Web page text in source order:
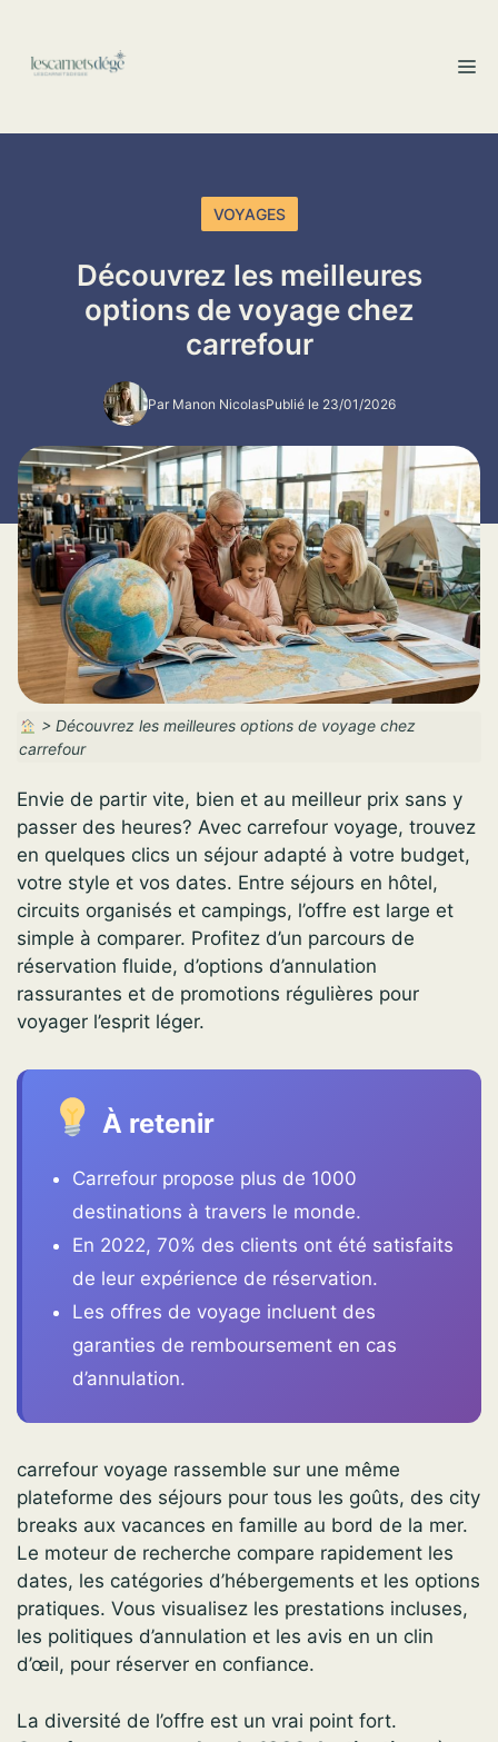
contenu
VOYAGES
Découvrez les meilleures
options de voyage chez
carrefour
Par Manon NicolasPublié le 23/01/2026
> Découvrez les meilleures options de voyage chez
carrefour
Envie de partir vite, bien et au meilleur prix sans y
passer des heures? Avec carrefour voyage, trouvez
en quelques clics un séjour adapté à votre budget,
votre style et vos dates. Entre séjours en hôtel,
circuits organisés et campings, l’offre est large et
simple à comparer. Profitez d’un parcours de
réservation fluide, d’options d’annulation
rassurantes et de promotions régulières pour
voyager l’esprit léger.
À retenir
Carrefour propose plus de 1000
destinations à travers le monde.
En 2022, 70% des clients ont été satisfaits
de leur expérience de réservation.
Les offres de voyage incluent des
garanties de remboursement en cas
d’annulation.
carrefour voyage rassemble sur une même
plateforme des séjours pour tous les goûts, des city
breaks aux vacances en famille au bord de la mer.
Le moteur de recherche compare rapidement les
dates, les catégories d’hébergements et les options
pratiques. Vous visualisez les prestations incluses,
les politiques d’annulation et les avis en un clin
d’œil, pour réserver en confiance.
La diversité de l’offre est un vrai point fort.